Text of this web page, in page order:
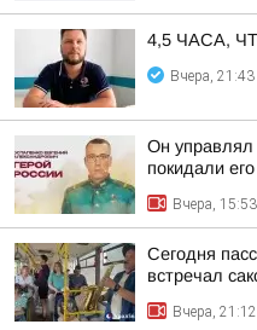
4,5 ЧАСА,
Вчера, 21:43
Он управлял
покидали его
Вчера, 15:53
Сегодня
встречал
Вчера, 21:12